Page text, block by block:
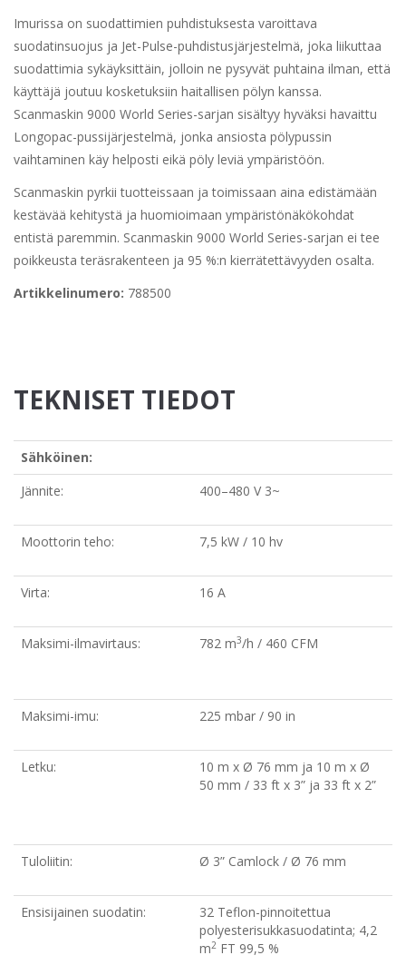
Imurissa on suodattimien puhdistuksesta varoittava
suodatinsuojus ja Jet-Pulse-puhdistusjärjestelmä, joka liikuttaa
suodattimia sykäyksittäin, jolloin ne pysyvät puhtaina ilman, että
käyttäjä joutuu kosketuksiin haitallisen pölyn kanssa.
Scanmaskin 9000 World Series-sarjan sisältyy hyväksi havaittu
Longopac-pussijärjestelmä, jonka ansiosta pölypussin
vaihtaminen käy helposti eikä pöly leviä ympäristöön.
Scanmaskin pyrkii tuotteissaan ja toimissaan aina edistämään
kestävää kehitystä ja huomioimaan ympäristönäkökohdat
entistä paremmin. Scanmaskin 9000 World Series-sarjan ei tee
poikkeusta teräsrakenteen ja 95 %:n kierrätettävyyden osalta.
Artikkelinumero: 788500
TEKNISET TIEDOT
Sähköinen:
Jännite:
400–480 V 3~
Moottorin teho: 7,5 kW / 10 hv
Virta: 16 A
Maksimi-ilmavirtaus: 782 m3/h / 460 CFM
Maksimi-imu: 225 mbar / 90 in
Letku:
10 m x Ø 76 mm ja 10 m x Ø
50 mm / 33 ft x 3” ja 33 ft x 2”
Tuloliitin: Ø 3” Camlock / Ø 76 mm
Ensisijainen suodatin:
32 Teflon-pinnoitettua
polyesterisukkasuodatinta; 4,2
m2 FT 99,5 %